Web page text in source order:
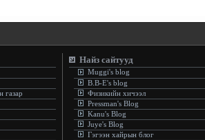
газар
Найз сайтууд
Muggi's blog
B.B-E's blog
Физикийн хичээл
Pressman's Blog
Kanu's Blog
Juye's Blog
Гэгээн хайрын блог